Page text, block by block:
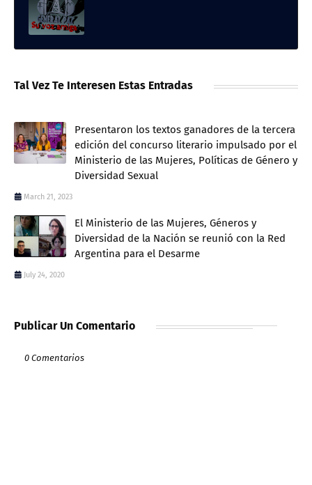
Tal Vez Te Interesen Estas Entradas
Presentaron los textos ganadores de la tercera
edición del concurso literario impulsado por el
Ministerio de las Mujeres, Políticas de Género y
Diversidad Sexual
March 21, 2023
El Ministerio de las Mujeres, Géneros y
Diversidad de la Nación se reunió con la Red
Argentina para el Desarme
July 24, 2020
Publicar Un Comentario
0 Comentarios